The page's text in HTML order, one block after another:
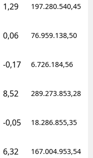
1,29 197.280.540,45
0,06 76.959.138,50
-0,17 6.726.184,56
8,52 289.273.853,28
-0,05 18.286.855,35
6,32 167.004.953,54